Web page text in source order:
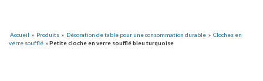
Accueil » Produits » Décoration de table pour une consommation durable » Cloches en
verre soufflé »Petite cloche en verre soufflé bleu turquoise